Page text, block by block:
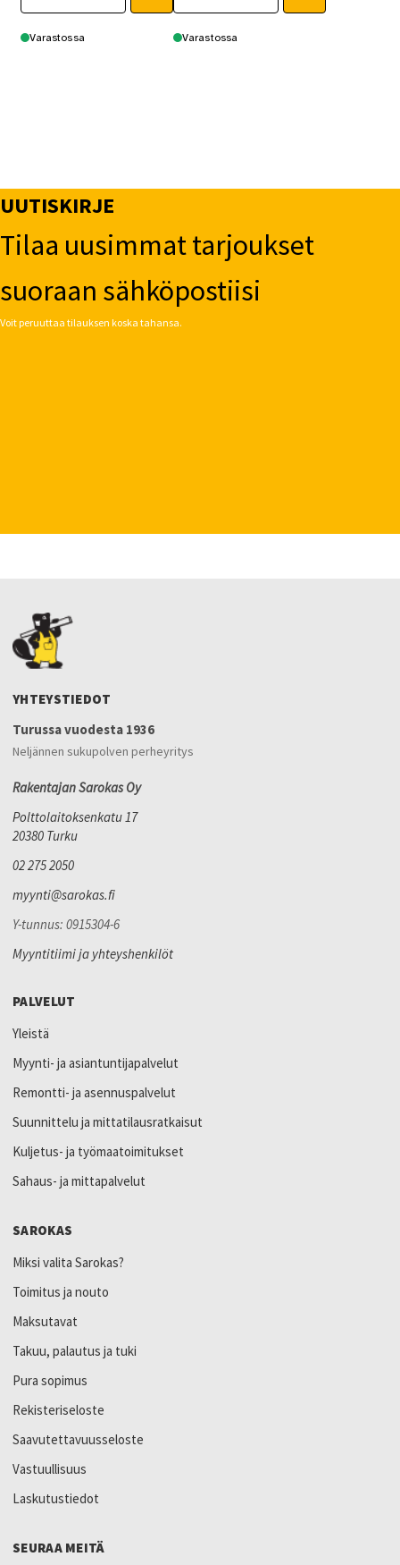
Varastossa Varastossa
UUTISKIRJE
Tilaa uusimmat tarjoukset
suoraan sähköpostiisi
Voit peruuttaa tilauksen koska tahansa.
YHTEYSTIEDOT
Turussa vuodesta 1936
Neljännen sukupolven perheyritys
Rakentajan Sarokas Oy
Polttolaitoksenkatu 17
20380 Turku
02 275 2050
myynti@sarokas.fi
Y-tunnus: 0915304-6
Myyntitiimi ja yhteyshenkilöt
PALVELUT
Yleistä
Myynti- ja asiantuntijapalvelut
Remontti- ja asennuspalvelut
Suunnittelu ja mittatilausratkaisut
Kuljetus- ja työmaatoimitukset
Sahaus- ja mittapalvelut
SAROKAS
Miksi valita Sarokas?
Toimitus ja nouto
Maksutavat
Takuu, palautus ja tuki
Pura sopimus
Rekisteriseloste
Saavutettavuusseloste
Vastuullisuus
Laskutustiedot
SEURAA MEITÄ